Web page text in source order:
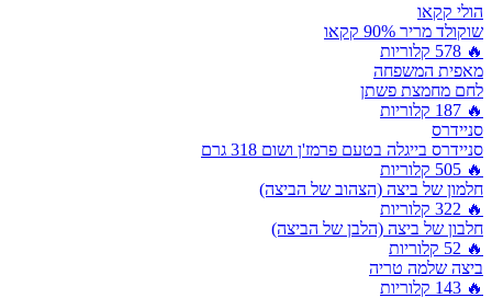
הולי קקאו
שוקולד מריר 90% קקאו
🔥
578 קלוריות
מאפית המשפחה
לחם מחמצת פשתן
🔥
187 קלוריות
סניידרס
סניידרס בייגלה בטעם פרמז'ן ושום 318 גרם
🔥
505 קלוריות
חלמון של ביצה (הצהוב של הביצה)
🔥
322 קלוריות
חלבון של ביצה (הלבן של הביצה)
🔥
52 קלוריות
ביצה שלמה טריה
🔥
143 קלוריות